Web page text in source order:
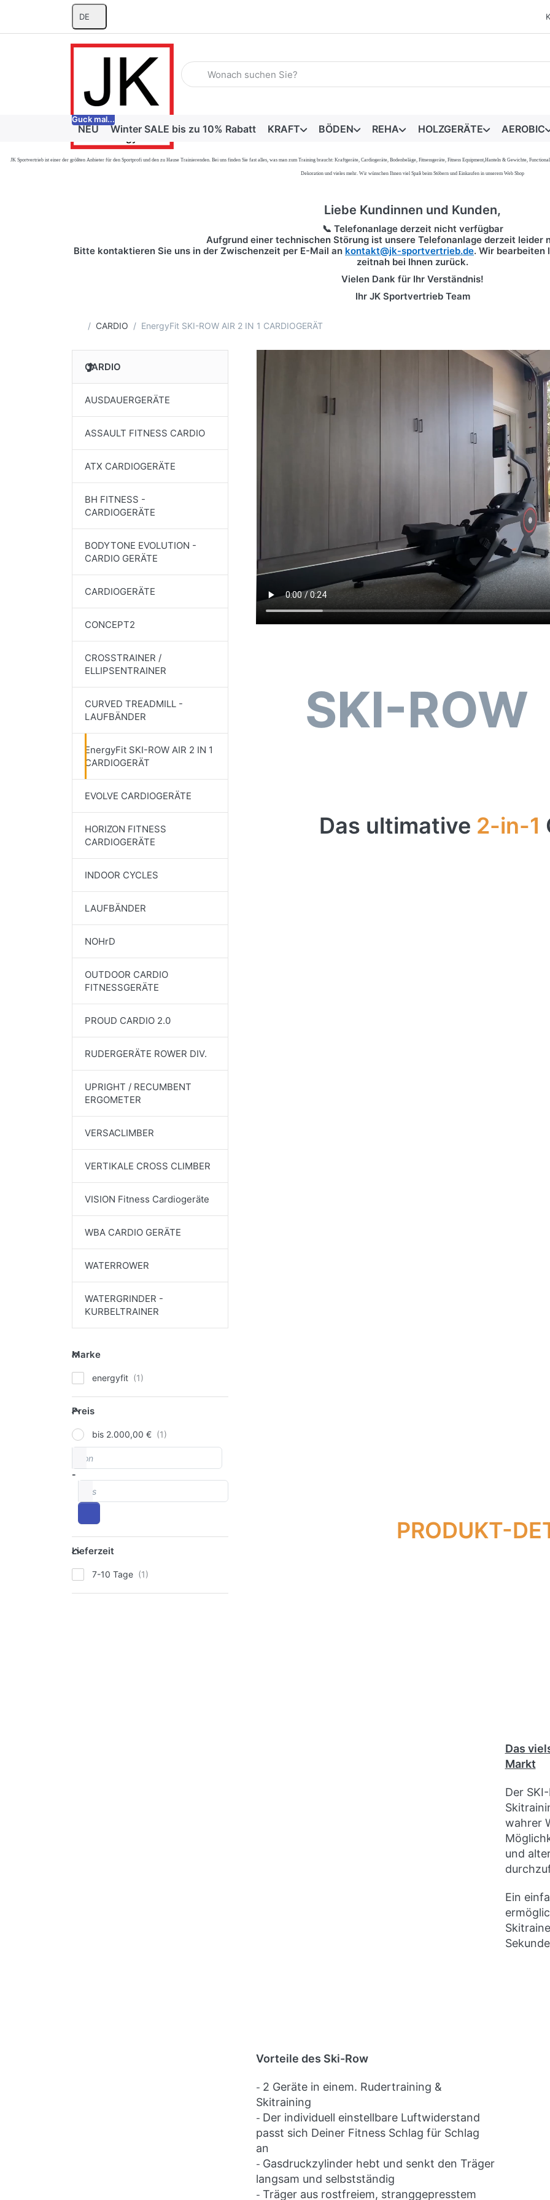
DE
Geben Sie einen Suchbegriff ein. Während Sie tippen, erscheinen automatisch
NEU
Guck mal...
Winter SALE bis zu 10% Rabatt KRAFT BÖDEN REHA HOLZGERÄTE AEROBIC
JK Sportvertrieb ist einer der größten Anbieter für den Sportprofi und den zu Hause Trainierenden. Bei uns finden Sie fast alles, was man zum Training braucht: Kraftgeräte, Cardiogeräte, Bodenbeläge, Fitnessgeräte, Fitness Equipment,Hanteln & Gewichte,
Dekoration und vieles mehr. Wir wünschen Ihnen viel Spaß beim Stöbern und Einkaufen in unserem Web Shop
Liebe Kundinnen und Kunden,
📞 Telefonanlage derzeit nicht verfügbar
Aufgrund einer technischen Störung ist unsere Telefonanlage derzeit leider
Bitte kontaktieren Sie uns in der Zwischenzeit per E-Mail an kontakt@jk-sportvertrieb.de. Wir bearbeiten
zeitnah bei Ihnen zurück.
Vielen Dank für Ihr Verständnis!
Ihr JK Sportvertrieb Team
Startseite
CARDIO EnergyFit SKI-ROW AIR 2 IN 1 CARDIOGERÄT
CARDIO
AUSDAUERGERÄTE
ASSAULT FITNESS CARDIO
ATX CARDIOGERÄTE
BH FITNESS -
CARDIOGERÄTE
BODYTONE EVOLUTION -
CARDIO GERÄTE
CARDIOGERÄTE
CONCEPT2
CROSSTRAINER /
ELLIPSENTRAINER
CURVED TREADMILL -
LAUFBÄNDER
EnergyFit SKI-ROW AIR 2 IN 1
CARDIOGERÄT
EVOLVE CARDIOGERÄTE
HORIZON FITNESS
CARDIOGERÄTE
INDOOR CYCLES
LAUFBÄNDER
NOHrD
OUTDOOR CARDIO
FITNESSGERÄTE
PROUD CARDIO 2.0
RUDERGERÄTE ROWER DIV.
UPRIGHT / RECUMBENT
ERGOMETER
VERSACLIMBER
VERTIKALE CROSS CLIMBER
VISION Fitness Cardiogeräte
WBA CARDIO GERÄTE
WATERROWER
WATERGRINDER -
KURBELTRAINER
Marke
Marke
energyfit
Preis
Preis
bis 2.000,00 €
Preisspanne
-
Lieferzeit
Lieferzeit
7-10 Tage
SKI-ROW
Das ultimative 2-in-1
PRODUKT-
Das
Markt
Der
wahrer
und
Ein
Vorteile des Ski-Row
- 2 Geräte in einem. Rudertraining &
Skitraining
- Der individuell einstellbare Luftwiderstand
passt sich Deiner Fitness Schlag für Schlag
an
- Gasdruckzylinder hebt und senkt den Träger
langsam und selbstständig
-Träger aus rostfreiem, stranggepresstem